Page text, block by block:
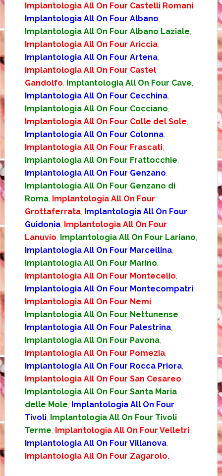
Implantologia All On Four Castelli Romani
Implantologia All On Four Albano
Implantologia All On Four Albano Laziale
Implantologia All On Four Ariccia,
Implantologia All On Four Artena,
Implantologia All On Four Castel
Gandolfo Implantologia All On Four Cave
Implantologia All On Four Cecchina,
Implantologia All On Four Cocciano
Implantologia All On Four Colle del Sole
Implantologia All On Four Colonna,
Implantologia All On Four Frascati,
Implantologia All On Four Frattocchie
Implantologia All On Four Genzano
Implantologia All On Four Genzano di
Roma, Implantologia All On Four
Grottaferrata, Implantologia All On Four
Guidonia, Implantologia All On Four
Lanuvio Implantologia All On Four Lariano
Implantologia All On Four Marcellina,
Implantologia All On Four Marino
Implantologia All On Four Montecelio
Implantologia All On Four Montecompatri,
Implantologia All On Four Nemi,
Implantologia All On Four Nettunense
Implantologia All On Four Palestrina,
Implantologia All On Four Pavona,
Implantologia All On Four Pomezia,
Implantologia All On Four Rocca Priora,
Implantologia All On Four San Cesareo
Implantologia All On Four Santa Maria
delle Mole Implantologia All On Four
Tivoli, Implantologia All On Four Tivoli
Terme Implantologia All On Four Velletri,
Implantologia All On Four Villanova,
Implantologia All On Four Zagarolo.